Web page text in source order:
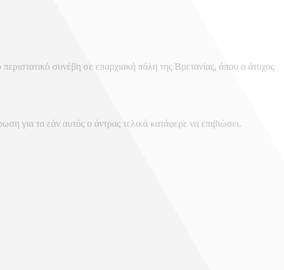
συνέβη σε επαρχιακή πόλη της Βρετανίας, όπου ο άτυχος
για το εάν αυτός ο άντρας τελικά κατάφερε να επιβιώσει.